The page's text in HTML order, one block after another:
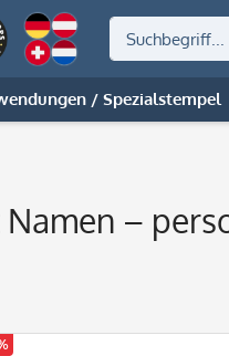
/ Spezialstempel
–